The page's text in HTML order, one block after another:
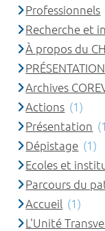
Professionnels
Recherche et
À propos du
Archives
Actions (1)
Présentation
Dépistage (1)
Ecoles et
Parcours du
Accueil (1)
L'Unité